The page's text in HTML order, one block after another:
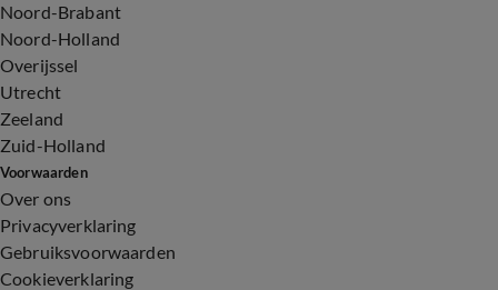
Noord-Brabant
Noord-Holland
Overijssel
Utrecht
Zeeland
Zuid-Holland
Voorwaarden
Over ons
Privacyverklaring
Gebruiksvoorwaarden
Cookieverklaring